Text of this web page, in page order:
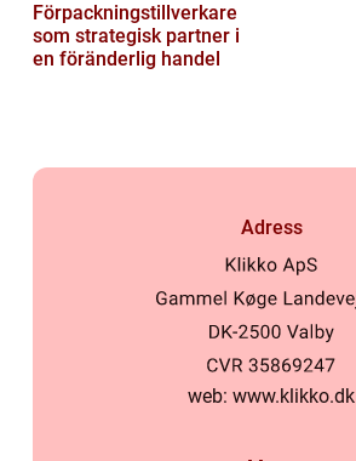
Förpackningstillverkare
som strategisk partner i
en föränderlig handel
Adress
web: www.klikko.dk